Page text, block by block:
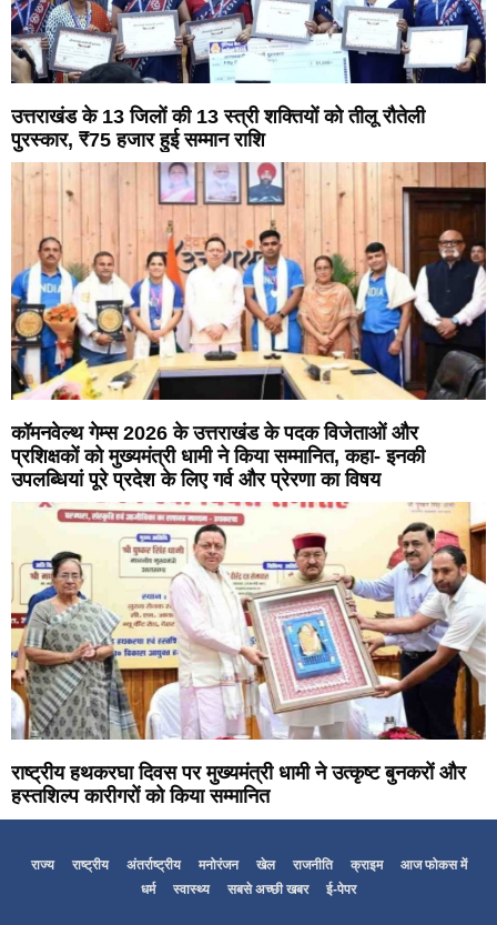
उत्तराखंड के 13 जिलों की 13 स्त्री शक्तियों को तीलू रौतेली
पुरस्कार, ₹75 हजार हुई सम्मान राशि
कॉमनवेल्थ गेम्स 2026 के उत्तराखंड के पदक विजेताओं और
प्रशिक्षकों को मुख्यमंत्री धामी ने किया सम्मानित, कहा- इनकी
उपलब्धियां पूरे प्रदेश के लिए गर्व और प्रेरणा का विषय
राष्ट्रीय हथकरघा दिवस पर मुख्यमंत्री धामी ने उत्कृष्ट बुनकरों और
हस्तशिल्प कारीगरों को किया सम्मानित
राज्य राष्ट्रीय अंतर्राष्ट्रीय मनोरंजन खेल राजनीति क्राइम
आज फोकस में
धर्म
स्वास्थ्य सबसे अच्छी खबर ई-पेपर